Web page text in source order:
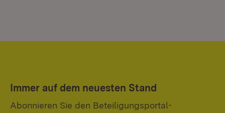
Immer auf dem neuesten Stand
Abonnieren Sie den Beteiligungsportal-